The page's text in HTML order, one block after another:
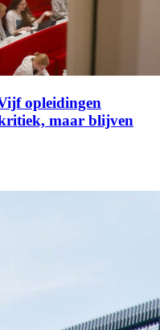
opleidingen
maar blijven